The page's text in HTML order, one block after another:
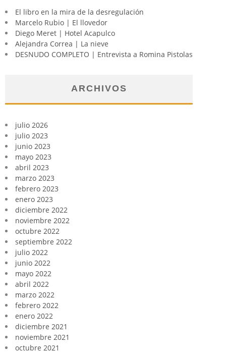
El libro en la mira de la desregulación
Marcelo Rubio | El llovedor
Diego Meret | Hotel Acapulco
Alejandra Correa | La nieve
DESNUDO COMPLETO | Entrevista a Romina Pistolas
ARCHIVOS
julio 2026
julio 2023
junio 2023
mayo 2023
abril 2023
marzo 2023
febrero 2023
enero 2023
diciembre 2022
noviembre 2022
octubre 2022
septiembre 2022
julio 2022
junio 2022
mayo 2022
abril 2022
marzo 2022
febrero 2022
enero 2022
diciembre 2021
noviembre 2021
octubre 2021